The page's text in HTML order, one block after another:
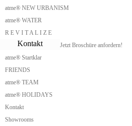
atme® NEW URBANISM
atme® WATER
R E V I T A L I Z E
Kontakt
Jetzt Broschüre anfordern!
atme® Startklar
FRIENDS
atme® TEAM
atme® HOLIDAYS
Kontakt
Showrooms
Weise über einen zusätzlich angestelltes
Wintergarten dienen kann. Es ist aber
Verbindungstreppen zwischen den
einzubauen. Dadurch geht jedoch etwas
ist das von außen angestellte zusätzliche
Lifestyle Tinyhouse mit temporären
Zusatzräumen
Unser Lifestyle Tinyhouse bietet die